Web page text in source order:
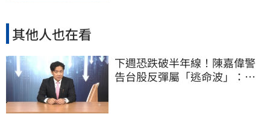
其他人也在看
下週恐跌破半年線！陳嘉偉警
告台股反彈屬「逃命波」：空